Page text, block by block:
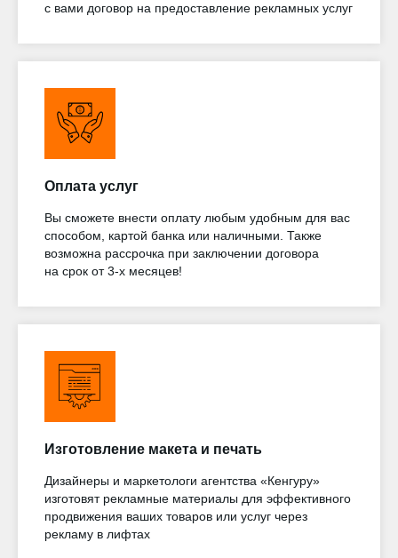
с вами договор на предоставление рекламных услуг
Оплата услуг
Вы сможете внести оплату любым удобным для вас
способом, картой банка или наличными. Также
возможна рассрочка при заключении договора
на срок от 3-х месяцев!
Изготовление макета и печать
Дизайнеры и маркетологи агентства «Кенгуру»
изготовят рекламные материалы для эффективного
продвижения ваших товаров или услуг через
рекламу в лифтах